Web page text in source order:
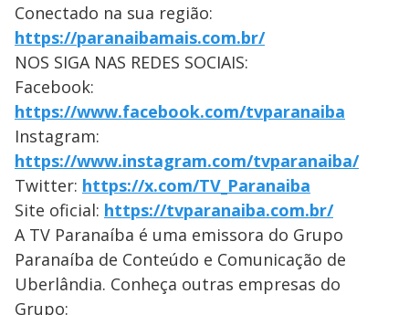
Conectado na sua região:
https://paranaibamais.com.br/
NOS SIGA NAS REDES SOCIAIS:
Facebook:
https://www.facebook.com/tvparanaiba
Instagram:
https://www.instagram.com/tvparanaiba/
Twitter: https://x.com/TV_Paranaiba
Site oficial: https://tvparanaiba.com.br/
A TV Paranaíba é uma emissora do Grupo
Paranaíba de Conteúdo e Comunicação de
Uberlândia. Conheça outras empresas do
Grupo: